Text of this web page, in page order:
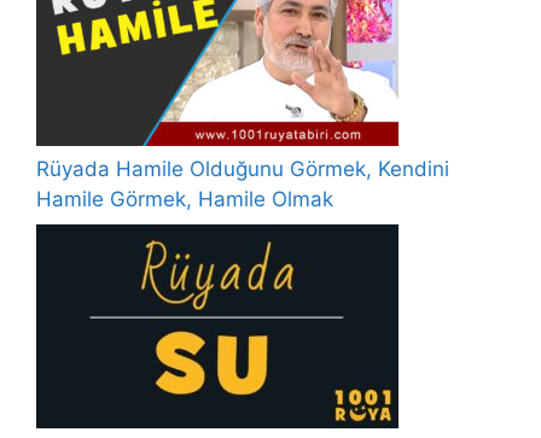
Rüyada Hamile Olduğunu Görmek, Kendini
Hamile Görmek, Hamile Olmak